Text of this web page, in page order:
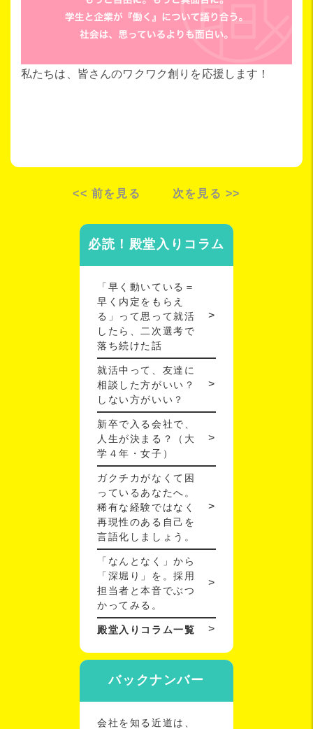
私たちは、皆さんのワクワク創りを応援します！
<< 前を見る 次を見る >>
必読！殿堂入りコラム
「早く動いている＝
早く内定をもらえ
る」って思って就活
したら、二次選考で
落ち続けた話
就活中って、友達に
相談した方がいい？
しない方がいい？
新卒で入る会社で、
人生が決まる？（大
学４年・女子）
ガクチカがなくて困
っているあなたへ。
稀有な経験ではなく
再現性のある自己を
言語化しましょう。
「なんとなく」から
「深堀り」を。採用
担当者と本音でぶつ
かってみる。
殿堂入りコラム一覧
バックナンバー
会社を知る近道は、